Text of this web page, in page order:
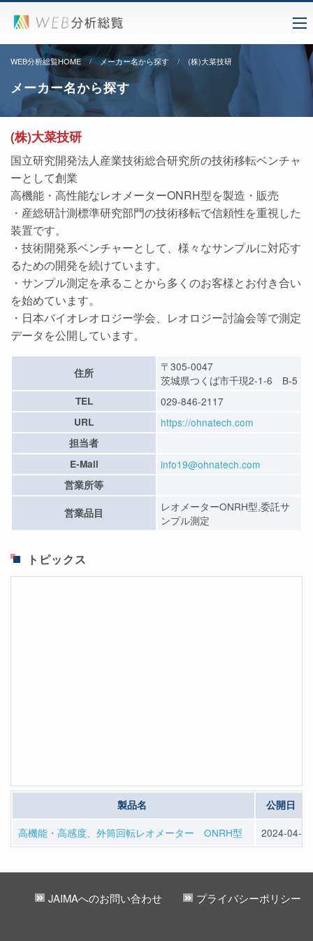
WEB分析総覧HOME メーカー名から探す (株)大菜技研
メーカー名から探す
(株)大菜技研
国立研究開発法人産業技術総合研究所の技術移転ベンチャ
ーとして創業
高機能・高性能なレオメーターONRH型を製造・販売
・産総研計測標準研究部門の技術移転で信頼性を重視した
装置です。
・技術開発系ベンチャーとして、様々なサンプルに対応す
るための開発を続けています。
・サンプル測定を承ることから多くのお客様とお付き合い
を始めています。
・日本バイオレオロジー学会、レオロジー討論会等で測定
データを公開しています。
住所
〒305-0047
茨城県つくば市千現2-1-6 B-5
TEL 029-846-2117
URL https://ohnatech.com
担当者
E-Mail
info19@ohnatech.com
営業所等
営業品目
レオメーターONRH型,委託サ
ンプル測定
トピックス
製品名 公開日
高機能・高感度、外筒回転レオメーター ONRH型 2024-04-11
JAIMAへのお問い合わせ プライバシーポリシー